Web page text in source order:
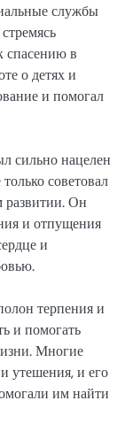
службы
спасению в
о детях и
и помогал
сильно нацелен
советовал
развитии. Он
и отпущения
и
терпения и
и помогать
Многие
утешения, и его
им найти